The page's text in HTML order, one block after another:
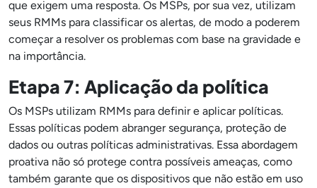
que exigem uma resposta. Os MSPs, por sua vez, utilizam
seus RMMs para classificar os alertas, de modo a poderem
começar a resolver os problemas com base na gravidade e
na importância.
Etapa 7: Aplicação da política
Os MSPs utilizam RMMs para definir e aplicar políticas.
Essas políticas podem abranger segurança, proteção de
dados ou outras políticas administrativas. Essa abordagem
proativa não só protege contra possíveis ameaças, como
também garante que os dispositivos que não estão em uso